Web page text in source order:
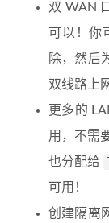
双 WAN
可以！你
除，然后
双线路上
更多的
用，不需
也分配给
可用！
创建隔离